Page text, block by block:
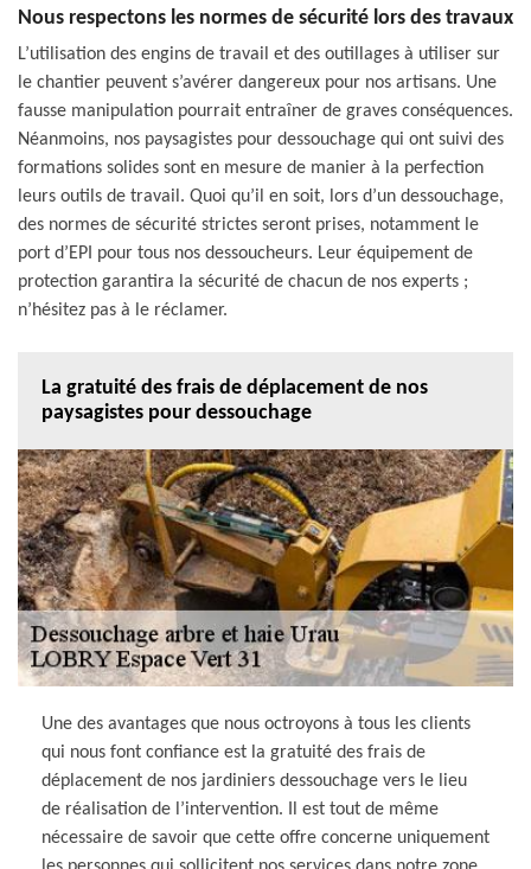
Nous respectons les normes de sécurité lors des travaux
L’utilisation des engins de travail et des outillages à utiliser sur
le chantier peuvent s’avérer dangereux pour nos artisans. Une
fausse manipulation pourrait entraîner de graves conséquences.
Néanmoins, nos paysagistes pour dessouchage qui ont suivi des
formations solides sont en mesure de manier à la perfection
leurs outils de travail. Quoi qu’il en soit, lors d’un dessouchage,
des normes de sécurité strictes seront prises, notamment le
port d’EPI pour tous nos dessoucheurs. Leur équipement de
protection garantira la sécurité de chacun de nos experts ;
n’hésitez pas à le réclamer.
La gratuité des frais de déplacement de nos
paysagistes pour dessouchage
Une des avantages que nous octroyons à tous les clients
qui nous font confiance est la gratuité des frais de
déplacement de nos jardiniers dessouchage vers le lieu
de réalisation de l’intervention. Il est tout de même
nécessaire de savoir que cette offre concerne uniquement